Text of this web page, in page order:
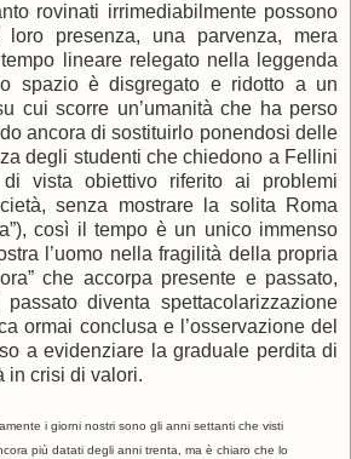
rovinati irrimediabilmente possono
presenza, una parvenza, mera
lineare relegato nella leggenda
spazio è disgregato e ridotto a un
cui scorre un’umanità che ha perso
ancora di sostituirlo ponendosi delle
degli studenti che chiedono a Fellini
vista obiettivo riferito ai problemi
senza mostrare la solita Roma
così il tempo è un unico immenso
l’uomo nella fragilità della propria
che accorpa presente e passato,
diventa spettacolarizzazione
ormai conclusa e l’osservazione del
a evidenziare la graduale perdita di
in crisi di valori.
i giorni nostri sono gli anni settanti che visti
più datati degli anni trenta, ma è chiaro che lo